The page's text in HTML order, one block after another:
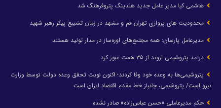
هاشمی کیا مدیر عامل جدید هلدینگ پتروفرهنگ شد
محدودیت های پروازی تهران قم و مشهد در زمان تشییع پیکر رهبر شهید
مدیرعامل پارسان: همه مجتمع‌های اوره‌ساز در مدار تولید هستند
درآمد پتروشیمی اروند از ۳۵ همت عبور کرد
پتروشیمی‌ها به وعده خود وفا کردند؛ اکنون نوبت تحقق وعده دولت توسط وزارت
نیرو است/ پتروشیمی، جانباز خط مقدم اقتصاد ایران است
حکم مدیرعاملی «حسن عباس‌زاده» صادر نشده